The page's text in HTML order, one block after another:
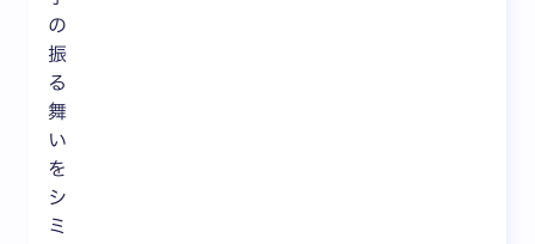
の
振
る
舞
い
を
シ
ミ